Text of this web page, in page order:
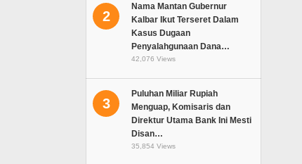
2
Nama Mantan Gubernur
Kalbar Ikut Terseret Dalam
Kasus Dugaan
Penyalahgunaan Dana…
42,076 Views
3
Puluhan Miliar Rupiah
Menguap, Komisaris dan
Direktur Utama Bank Ini Mesti
Disan…
35,854 Views